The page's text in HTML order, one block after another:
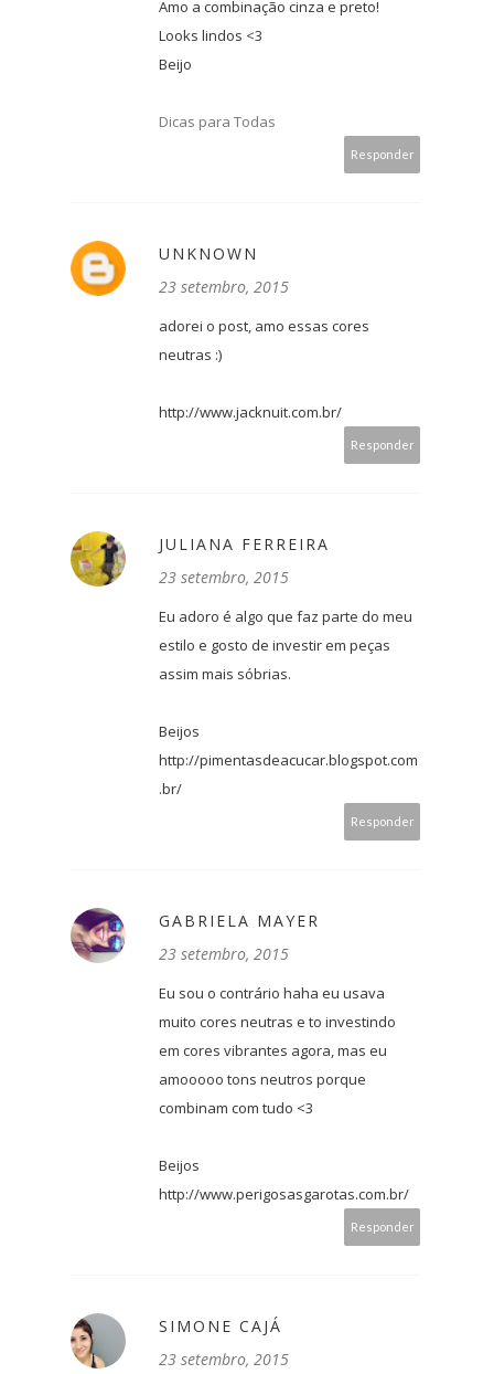
Amo a combinação cinza e preto!
Looks lindos <3
Beijo
Dicas para Todas
Responder
UNKNOWN
23 setembro, 2015
adorei o post, amo essas cores
neutras :)
http://www.jacknuit.com.br/
Responder
JULIANA FERREIRA
23 setembro, 2015
Eu adoro é algo que faz parte do meu
estilo e gosto de investir em peças
assim mais sóbrias.
Beijos
http://pimentasdeacucar.blogspot.com
.br/
Responder
GABRIELA MAYER
23 setembro, 2015
Eu sou o contrário haha eu usava
muito cores neutras e to investindo
em cores vibrantes agora, mas eu
amooooo tons neutros porque
combinam com tudo <3
Beijos
http://www.perigosasgarotas.com.br/
Responder
SIMONE CAJÁ
23 setembro, 2015